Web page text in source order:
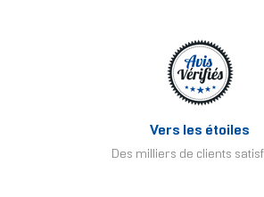
Vers les étoiles
Des milliers de clients